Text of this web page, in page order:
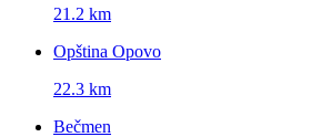
21.2 km
Opština Opovo
22.3 km
Bečmen